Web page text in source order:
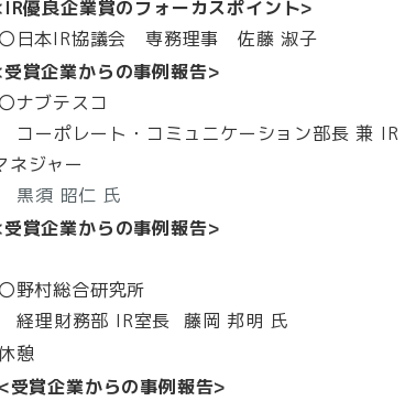
優良企業賞のフォーカスポイント>
〇日本IR協議会
専務理事 佐藤 淑子
賞企業からの事例報告>
〇ナブテスコ
コーポレート・コミュニケーション部長 兼 IR
ネジャー
黒須 昭仁 氏
賞企業からの事例報告>
〇野村総合研究所
経理財務部 IR室長 藤岡 邦明 氏
憩
<受賞企業からの事例報告>